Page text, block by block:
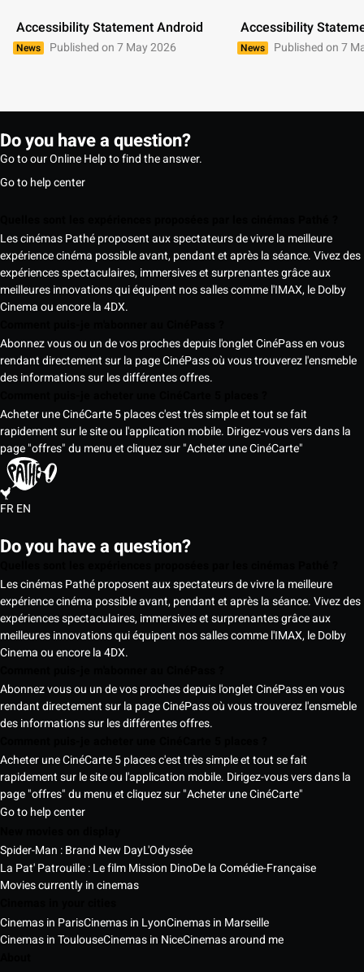
Accessibility Statement Android
News Published on 7 May 2026
Accessibility
News Published on 7
Do you have a question?
Go to our Online Help to find the answer.
Go to help center
Les cinémas Pathé proposent aux spectateurs de vivre la meilleure
expérience cinéma possible avant, pendant et après la séance. Vivez des
expériences spectaculaires, immersives et surprenantes grâce aux
meilleures innovations qui équipent nos salles comme l'IMAX, le Dolby
Cinema ou encore la 4DX.
Abonnez vous ou un de vos proches depuis l'onglet CinéPass en vous
rendant directement sur la page CinéPass où vous trouverez l'ensmeble
des informations sur les différentes offres.
Acheter une CinéCarte 5 places c'est très simple et tout se fait
rapidement sur le site ou l'application mobile. Dirigez-vous vers dans la
page "offres" du menu et cliquez sur "Acheter une CinéCarte"
FREN
Do you have a question?
Les cinémas Pathé proposent aux spectateurs de vivre la meilleure
expérience cinéma possible avant, pendant et après la séance. Vivez des
expériences spectaculaires, immersives et surprenantes grâce aux
meilleures innovations qui équipent nos salles comme l'IMAX, le Dolby
Cinema ou encore la 4DX.
Abonnez vous ou un de vos proches depuis l'onglet CinéPass en vous
rendant directement sur la page CinéPass où vous trouverez l'ensmeble
des informations sur les différentes offres.
Acheter une CinéCarte 5 places c'est très simple et tout se fait
rapidement sur le site ou l'application mobile. Dirigez-vous vers dans la
page "offres" du menu et cliquez sur "Acheter une CinéCarte"
Go to help center
Spider-Man : Brand New DayL'Odyssée
La Pat' Patrouille : Le film Mission DinoDe la Comédie-Française
Movies currently in cinemas
Cinemas in ParisCinemas in LyonCinemas in Marseille
Cinemas in ToulouseCinemas in NiceCinemas around me